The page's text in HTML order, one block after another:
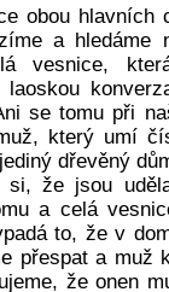
obou hlavních
a hledáme
vesnice,
laoskou
se tomu při
který umí
dřevěný
že jsou
a celá
to, že v
přespat a muž
že onen